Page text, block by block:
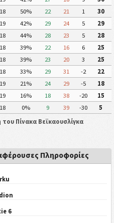
18 50% 22 21 1
30
19 42% 29 24 5
29
18 44% 28 23 5
28
18 39% 22 16 6
25
18 39% 23 20 3
25
18 33% 29 31 -2
22
19 21% 24 29 -5
18
19 16% 18 38 -20
15
18 0% 9 39 -30
5
Πίνακα Βεϊκαουσλίγκα
Πληροφορίες
6